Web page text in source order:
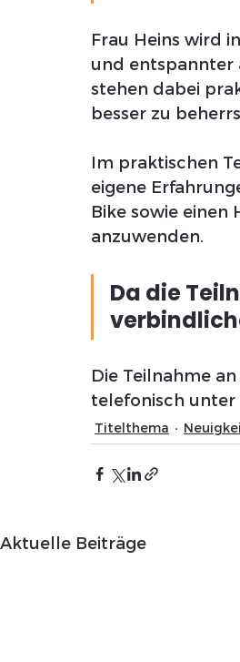
Frau Heins wird
und entspannter
stehen dabei
besser zu
Im praktischen
eigene
Bike sowie
anzuwenden.
Da die
Die Teilnahme
telefonisch unter
Titelthema
Aktuelle Beiträge